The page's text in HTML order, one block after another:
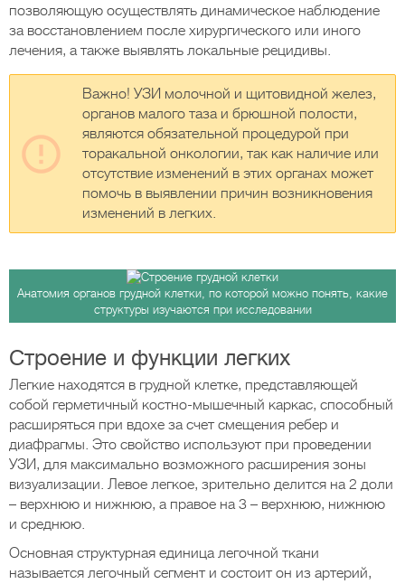
позволяющую осуществлять динамическое наблюдение
за восстановлением после хирургического или иного
лечения, а также выявлять локальные рецидивы.
Важно! УЗИ молочной и щитовидной желез,
органов малого таза и брюшной полости,
являются обязательной процедурой при
торакальной онкологии, так как наличие или
отсутствие изменений в этих органах может
помочь в выявлении причин возникновения
изменений в легких.
Анатомия органов грудной клетки, по которой можно понять, какие
структуры изучаются при исследовании
Строение и функции легких
Легкие находятся в грудной клетке, представляющей
собой герметичный костно-мышечный каркас, способный
расширяться при вдохе за счет смещения ребер и
диафрагмы. Это свойство используют при проведении
УЗИ, для максимально возможного расширения зоны
визуализации. Левое легкое, зрительно делится на 2 доли
– верхнюю и нижнюю, а правое на 3 – верхнюю, нижнюю
и среднюю.
Основная структурная единица легочной ткани
называется легочный сегмент и состоит он из артерий,